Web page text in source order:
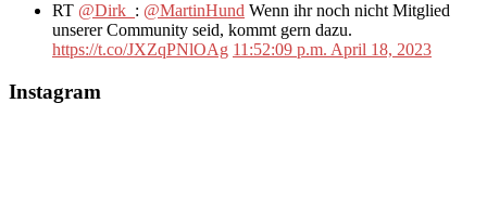
RT @Dirk_ : @MartinHund Wenn ihr noch nicht Mitglied
unserer Community seid, kommt gern dazu.
https://t.co/JXZqPNlOAg 11:52:09 p.m. April 18, 2023
Instagram